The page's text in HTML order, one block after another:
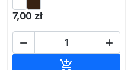
7,00 zł
 
